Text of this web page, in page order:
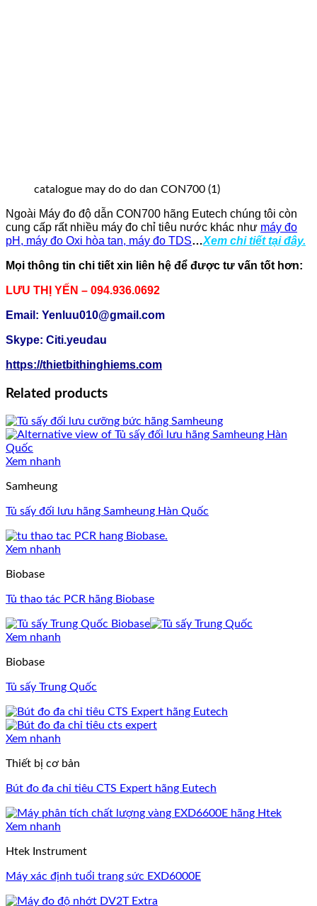
catalogue may do do dan CON700 (1)
Ngoài Máy đo độ dẫn CON700 hãng Eutech chúng tôi còn
cung cấp rất nhiều máy đo chỉ tiêu nước khác như máy đo
pH, máy đo Oxi hòa tan, máy đo TDS…Xem chi tiết tại đây.
Mọi thông tin chi tiết xin liên hệ để được tư vấn tốt hơn:
LƯU THỊ YẾN – 094.936.0692
Email: Yenluu010@gmail.com
Skype: Citi.yeudau
https://thietbithinghiems.com
Related products
Xem nhanh
Samheung
Tủ sấy đối lưu hãng Samheung Hàn Quốc
Xem nhanh
Biobase
Tủ thao tác PCR hãng Biobase
Xem nhanh
Biobase
Tủ sấy Trung Quốc
Xem nhanh
Thiết bị cơ bản
Bút đo đa chỉ tiêu CTS Expert hãng Eutech
Xem nhanh
Htek Instrument
Máy xác định tuổi trang sức EXD6000E